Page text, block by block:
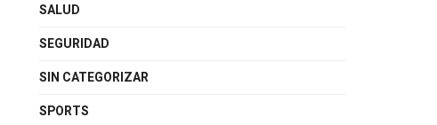
SALUD
SEGURIDAD
SIN CATEGORIZAR
SPORTS